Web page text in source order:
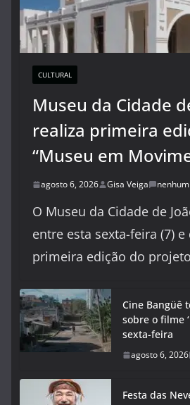
CULTURAL
Museu da Cidade
realiza primeira
“Museu em
agosto 6, 2026 Gisa Veiga
O Museu da Cidade de
entre esta sexta-feira (7)
primeira edição do projeto
Cine Bangüê
sobre o filme
sexta-feira
agosto 6, 2026
Festa das